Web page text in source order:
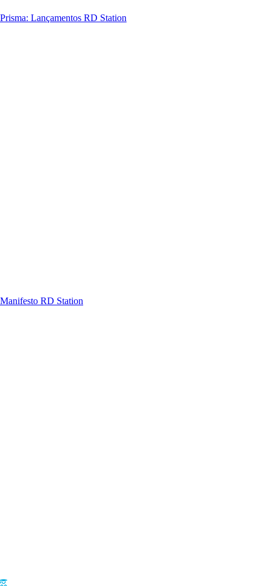
Prisma: Lançamentos RD Station
Manifesto RD Station